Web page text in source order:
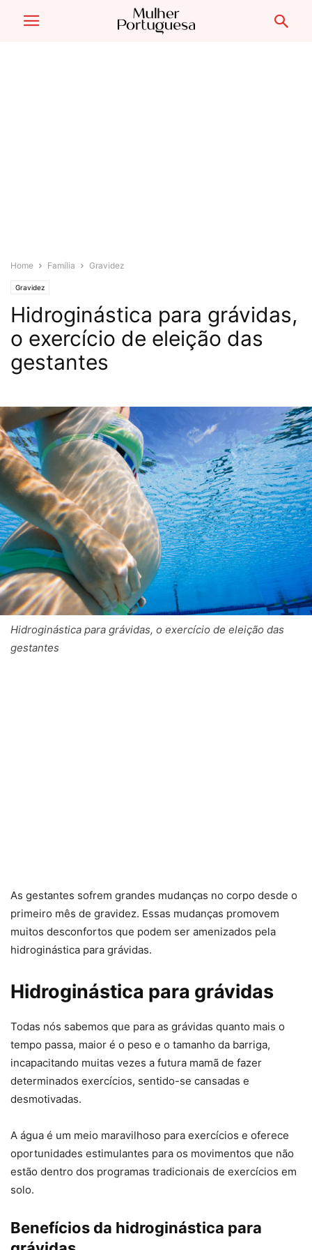
Home Família Gravidez
Gravidez
Hidroginástica para grávidas,
o exercício de eleição das
gestantes
Hidroginástica para grávidas, o exercício de eleição das
gestantes
As gestantes sofrem grandes mudanças no corpo desde o
primeiro mês de gravidez. Essas mudanças promovem
muitos desconfortos que podem ser amenizados pela
hidroginástica para grávidas.
Hidroginástica para grávidas
Todas nós sabemos que para as grávidas quanto mais o
tempo passa, maior é o peso e o tamanho da barriga,
incapacitando muitas vezes a futura mamã de fazer
determinados exercícios, sentido-se cansadas e
desmotivadas.
A água é um meio maravilhoso para exercícios e oferece
oportunidades estimulantes para os movimentos que não
estão dentro dos programas tradicionais de exercícios em
solo.
Benefícios da hidroginástica para